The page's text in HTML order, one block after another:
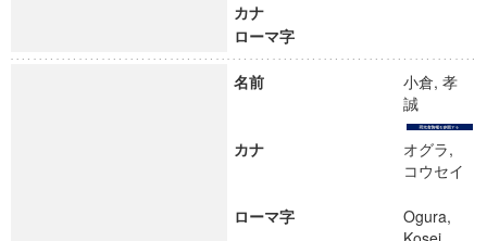
カナ
ローマ字
名前
小倉, 孝
誠
カナ
オグラ,
コウセイ
ローマ字
Ogura,